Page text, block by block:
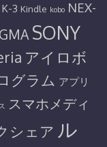
K-3 Kindle kobo NEX-
SONY
アイロボ
グラム アプリ
スマホメディ
シェア ル